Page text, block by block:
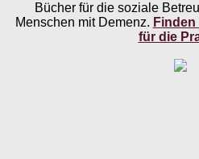
Bücher für die soziale
Menschen mit Demenz.
für die